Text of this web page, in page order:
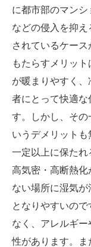
に都市部のマン
などの侵入を抑
されているケー
もたらすメリッ
が暖まりやすく
者にとって快適な
す。しかし、その
いうデメリット
一定以上に保たれ
高気密・高断熱
ない場所に湿気
となりやすいの
なく、アレルギ
性があります。ま